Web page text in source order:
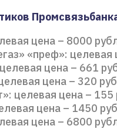
цена – 8000
«преф»:
цена – 661
цена – 320
целевая цена – 155
цена – 1450
цена – 6800